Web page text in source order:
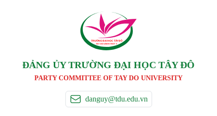
TRƯỜNG ĐẠI HỌC TÂY ĐÔ
TAY DO UNIVERSIT Y
ĐẢNG ỦY TRƯỜNG ĐẠI HỌC TÂY ĐÔ
PARTY COMMITTEE OF TAY DO UNIVERSITY
danguy@tdu.edu.vn